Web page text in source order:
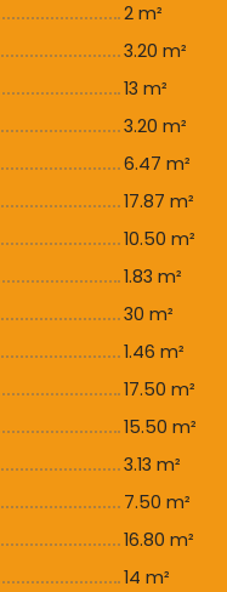
2 m²
3.20 m²
13 m²
3.20 m²
6.47 m²
17.87 m²
10.50 m²
1.83 m²
30 m²
1.46 m²
17.50 m²
15.50 m²
3.13 m²
7.50 m²
16.80 m²
14 m²